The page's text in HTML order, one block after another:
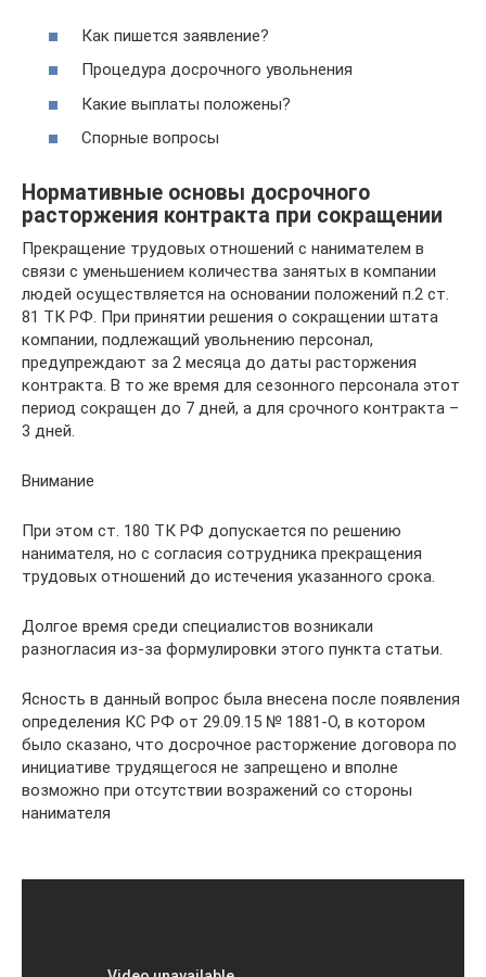
Как пишется заявление?
Процедура досрочного увольнения
Какие выплаты положены?
Спорные вопросы
Нормативные основы досрочного
расторжения контракта при сокращении
Прекращение трудовых отношений с нанимателем в
связи с уменьшением количества занятых в компании
людей осуществляется на основании положений п.2 ст.
81 ТК РФ. При принятии решения о сокращении штата
компании, подлежащий увольнению персонал,
предупреждают за 2 месяца до даты расторжения
контракта. В то же время для сезонного персонала этот
период сокращен до 7 дней, а для срочного контракта –
3 дней.
Внимание
При этом ст. 180 ТК РФ допускается по решению
нанимателя, но с согласия сотрудника прекращения
трудовых отношений до истечения указанного срока.
Долгое время среди специалистов возникали
разногласия из-за формулировки этого пункта статьи.
Ясность в данный вопрос была внесена после появления
определения КС РФ от 29.09.15 № 1881-О, в котором
было сказано, что досрочное расторжение договора по
инициативе трудящегося не запрещено и вполне
возможно при отсутствии возражений со стороны
нанимателя